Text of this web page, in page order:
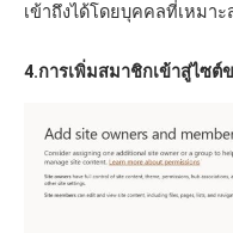
เข้าถึงได้โดยบุคคลที่เหมา
4.การเพิ่มสมาชิกเข้าสู่ไซ